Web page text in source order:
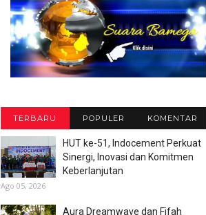
TERBARU POPULER KOMENTAR
HUT ke-51, Indocement Perkuat
Sinergi, Inovasi dan Komitmen
Keberlanjutan
Ago 05, 2026
Aura Dreamwave dan Fifah